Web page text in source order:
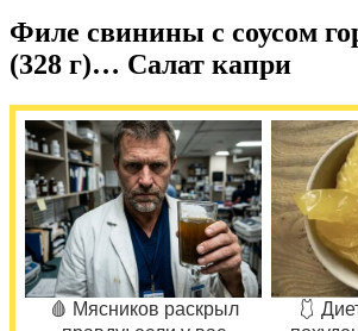
Филе свинины с соусом
(328 г)… Салат капри
🩸 Мясников раскрыл
🩱